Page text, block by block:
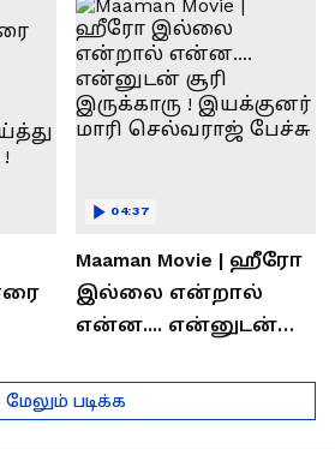
லோகேஷ் கனகராஜ்
பேச்சு !
Maaman Movie | ஹீரோ
இல்லை என்றால்
என்ன.... என்னுடன்
இயக்குனர் மாரி
செல்வராஜ் பேச்சு
04:37
மேலும் படிக்க